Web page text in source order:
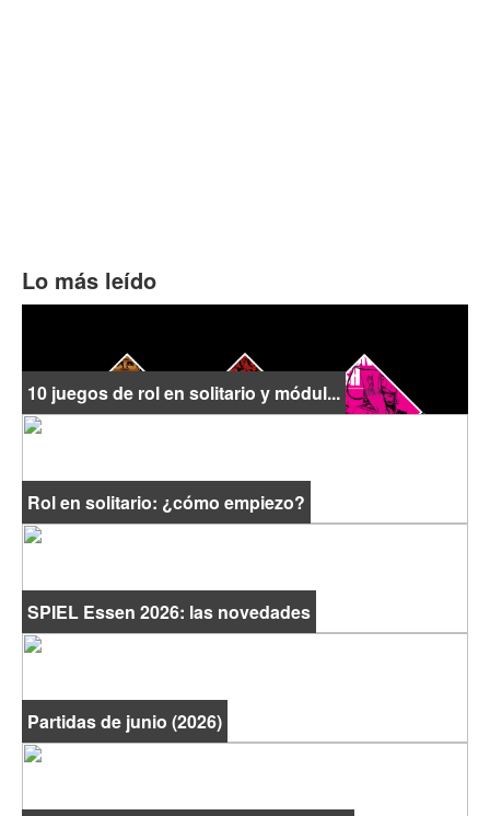
Lo más leído
10 juegos de rol en solitario y módul...
Rol en solitario: ¿cómo empiezo?
SPIEL Essen 2026: las novedades
Partidas de junio (2026)